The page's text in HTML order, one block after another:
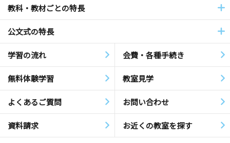
教科・教材ごとの特長
公文式の特長
学習の流れ 会費・各種手続き
無料体験学習 教室見学
よくあるご質問 お問い合わせ
資料請求 お近くの教室を探す